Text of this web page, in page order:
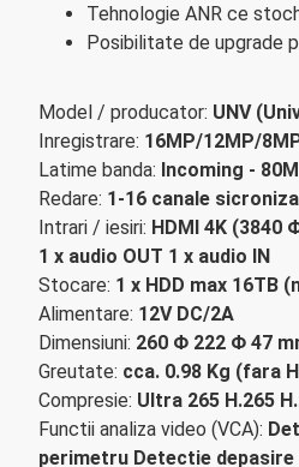
Tehnologie ANR ce
Posibilitate de upgrade
Model / producator: UNV
Inregistrare: 16MP/12MP/
Latime banda: Incoming -
Redare: 1-16 canale
Intrari / iesiri: HDMI 4K (3840
1 x audio OUT 1 x audio IN
Stocare: 1 x HDD max 16TB
Alimentare: 12V DC/2A
Dimensiuni: 260 Φ 222 Φ 47
Greutate: cca. 0.98 Kg (fara
Compresie: Ultra 265 H.265
Functii analiza video (VCA):
perimetru Detectie